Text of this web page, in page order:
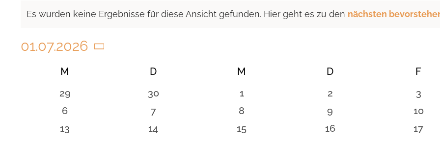
Es wurden keine Ergebnisse für diese Ansicht gefunden. Hier geht es zu den nächsten
01.07.2026
Datum
wählen.
Kalender
Veranstaltungen
M DDIENSTAG M DDONNERSTAG F
0
Veranstaltungen
29
0
Veranstaltungen
30
0
Veranstaltungen
1
0
Veranstaltungen
2
0
3
0
Veranstaltungen
6
0
Veranstaltungen
7
0
Veranstaltungen
8
0
Veranstaltungen
9
0
10
0
13
0
14
0
15
0
16
0
17